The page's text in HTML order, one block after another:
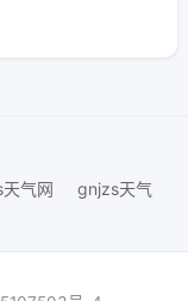
气网
gnjzs天气